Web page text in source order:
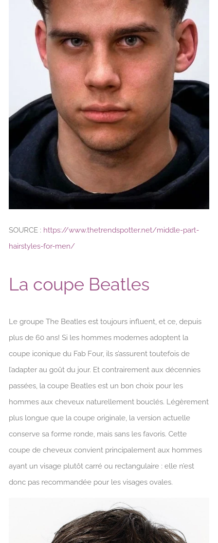
SOURCE : https://www.thetrendspotter.net/middle-part-
hairstyles-for-men/
La coupe Beatles
Le groupe The Beatles est toujours influent, et ce, depuis
plus de 60 ans! Si les hommes modernes adoptent la
coupe iconique du Fab Four, ils s’assurent toutefois de
l’adapter au goût du jour. Et contrairement aux décennies
passées, la coupe Beatles est un bon choix pour les
hommes aux cheveux naturellement bouclés. Légèrement
plus longue que la coupe originale, la version actuelle
conserve sa forme ronde, mais sans les favoris. Cette
coupe de cheveux convient principalement aux hommes
ayant un visage plutôt carré ou rectangulaire : elle n’est
donc pas recommandée pour les visages ovales.